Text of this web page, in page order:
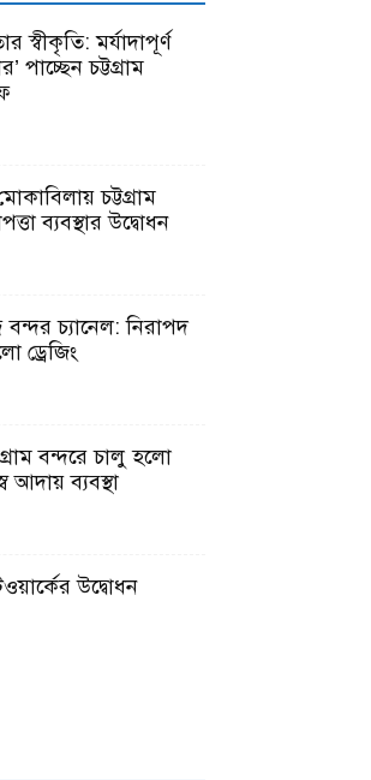
স্বীকৃতি: মর্যাদাপূর্ণ
পাচ্ছেন চট্টগ্রাম
চট্টগ্রাম
ব্যবস্থার উদ্বোধন
চ্যানেল: নিরাপদ
ড্রেজিং
বন্দরে চালু হলো
ব্যবস্থা
উদ্বোধন